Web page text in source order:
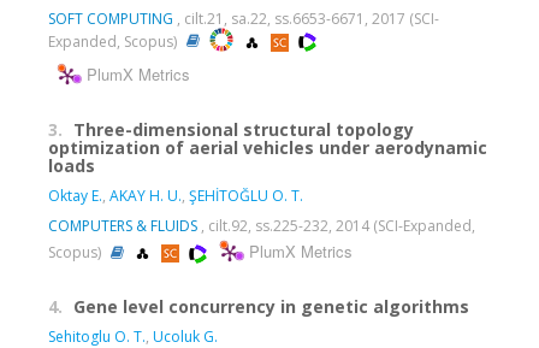
SOFT COMPUTING , cilt.21, sa.22, ss.6653-6671, 2017 (SCI-
Expanded, Scopus)
PlumX Metrics
3. Three-dimensional structural topology
optimization of aerial vehicles under aerodynamic
loads
Oktay E., AKAY H. U., ŞEHİTOĞLU O. T.
COMPUTERS & FLUIDS , cilt.92, ss.225-232, 2014 (SCI-Expanded,
Scopus)
PlumX Metrics
4. Gene level concurrency in genetic algorithms
Sehitoglu O. T., Ucoluk G.